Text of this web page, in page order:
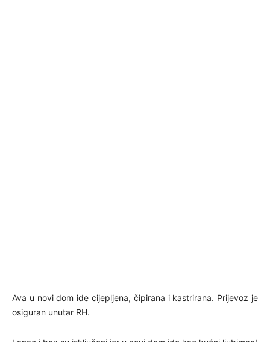
Ava u novi dom ide cijepljena, čipirana i kastrirana. Prijevoz je
osiguran unutar RH.